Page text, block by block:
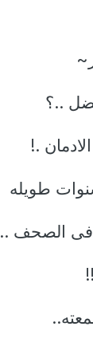
..؟
.!
طويله
فى الصحف ..